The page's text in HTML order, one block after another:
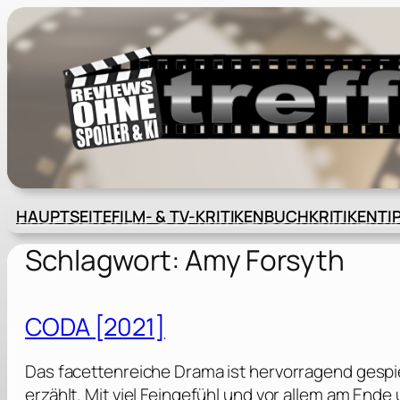
Zum
Inhalt
springen
HAUPTSEITEFILM- & TV-KRITIKENBUCHKRITIKEN
Schlagwort:Amy Forsyth
CODA [2021]
Das facettenreiche Drama ist hervorragend
erzählt. Mit viel Feingefühl und vor allem am